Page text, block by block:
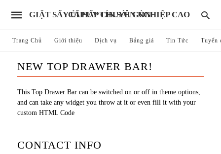
GIẶT SẤY ỦI HẤP CHUYÊN NGHIỆP CAO CẤP UY TÍN SÀI GÒN
Trang Chủ Giới thiệu Dịch vụ Bảng giá Tin Tức Tuyển
NEW TOP DRAWER BAR!
This Top Drawer Bar can be switched on or off in theme options,
and can take any widget you throw at it or even fill it with your
custom HTML Code
CONTACT INFO